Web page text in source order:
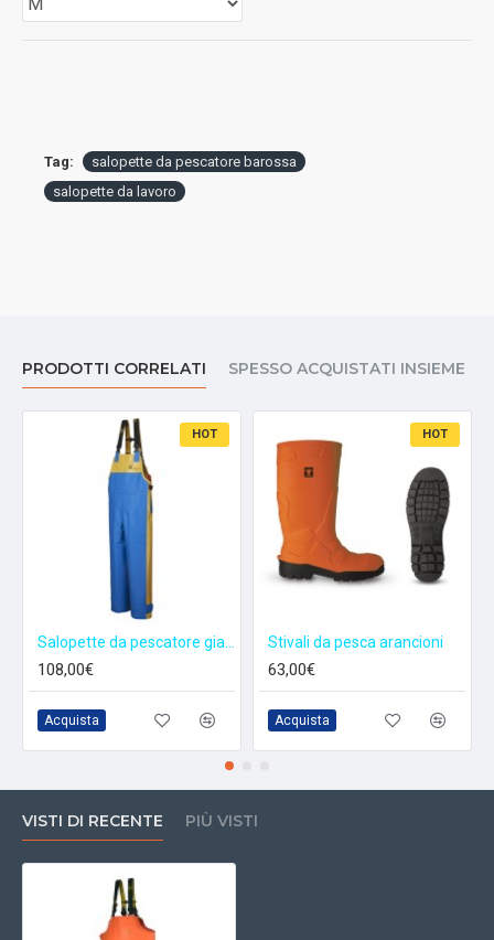
Tag:
salopette da pescatore barossa
salopette da lavoro
PRODOTTI CORRELATI SPESSO ACQUISTATI INSIEME
HOT
108,00€
Acquista
HOT
Stivali da pesca arancioni
63,00€
Acquista
VISTI DI RECENTE PIÙ VISTI